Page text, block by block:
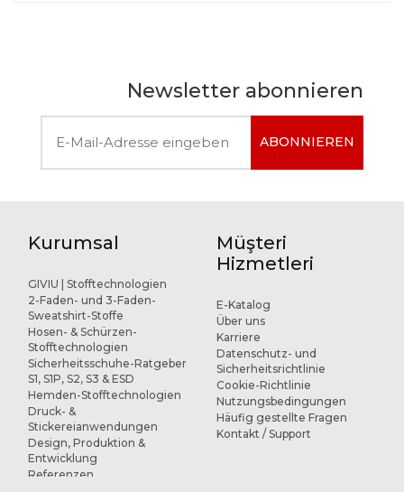
Newsletter abonnieren
ABONNIEREN
Kurumsal
GIVIU | Stofftechnologien
2-Faden- und 3-Faden-
Sweatshirt-Stoffe
Hosen- & Schürzen-
Stofftechnologien
Sicherheitsschuhe-Ratgeber
S1, S1P, S2, S3 & ESD
Hemden-Stofftechnologien
Druck- &
Stickereianwendungen
Design, Produktion &
Entwicklung
Referenzen
Müşteri
Hizmetleri
E-Katalog
Über uns
Karriere
Datenschutz- und
Sicherheitsrichtlinie
Cookie-Richtlinie
Nutzungsbedingungen
Häufig gestellte Fragen
Kontakt / Support